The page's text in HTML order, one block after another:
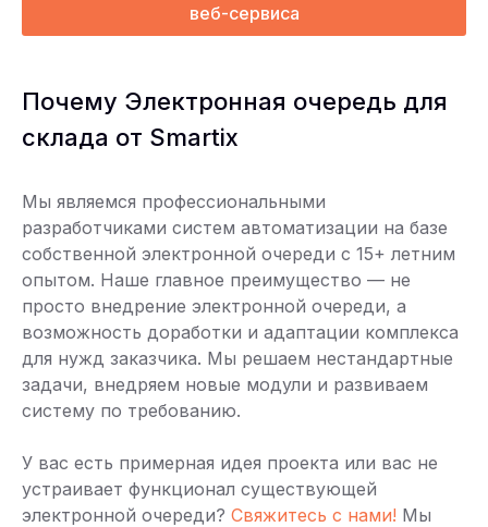
веб-сервиса
Почему Электронная очередь для
склада от Smartix
Мы являемся профессиональными
разработчиками систем автоматизации на базе
собственной электронной очереди с 15+ летним
опытом. Наше главное преимущество — не
просто внедрение электронной очереди, а
возможность доработки и адаптации комплекса
для нужд заказчика. Мы решаем нестандартные
задачи, внедряем новые модули и развиваем
систему по требованию.
У вас есть примерная идея проекта или вас не
устраивает функционал существующей
электронной очереди? Свяжитесь с нами! Мы